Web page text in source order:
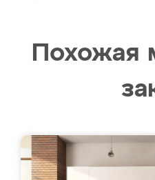
Похожая